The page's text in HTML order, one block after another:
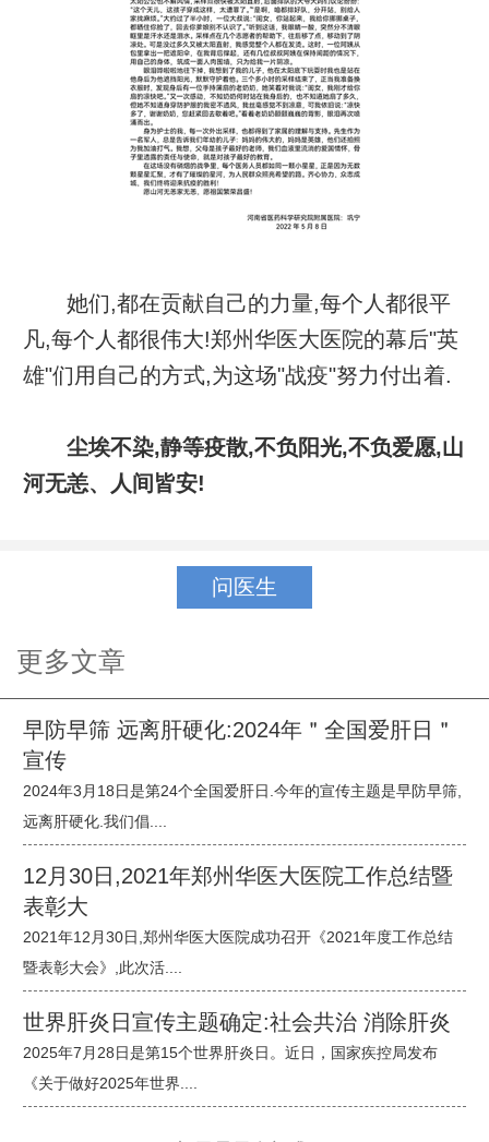
她们,都在贡献自己的力量,每个人都很平
凡,每个人都很伟大!郑州华医大医院的幕后"英
雄"们用自己的方式,为这场"战疫"努力付出着.
尘埃不染,静等疫散,不负阳光,不负爱愿,山
河无恙、人间皆安!
问医生
更多文章
早防早筛 远离肝硬化:2024年＂全国爱肝日＂
宣传
2024年3月18日是第24个全国爱肝日.今年的宣传主题是早防早筛,
远离肝硬化.我们倡....
12月30日,2021年郑州华医大医院工作总结暨
表彰大
2021年12月30日,郑州华医大医院成功召开《2021年度工作总结
暨表彰大会》,此次活....
世界肝炎日宣传主题确定:社会共治 消除肝炎
2025年7月28日是第15个世界肝炎日。近日，国家疾控局发布
《关于做好2025年世界....